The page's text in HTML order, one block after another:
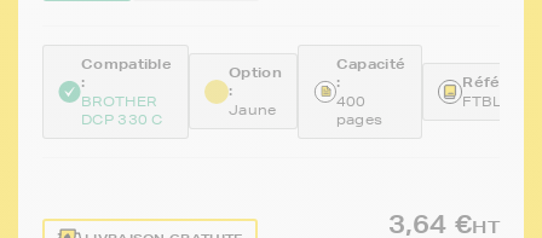
Compatible
:
BROTHER
DCP 330 C
Option
:
Jaune
Capacité
:
400
pages
3,64 €HT